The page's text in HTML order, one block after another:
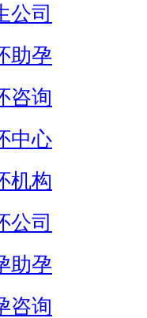
公司
助孕
咨询
中心
机构
公司
助孕
咨询